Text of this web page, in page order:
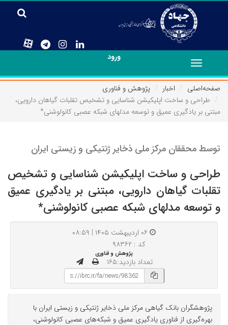
ورود
Toggle
navigation
صفحه‌اصلی
اخبار
پژوهش و فناوری
طراحی و ساخت اپلیکیشن شناسایی و تشخیص تقلبات گیاهان دارویی،
مبتنی بر یادگیری عمیق و توسعه مدلهای شبکه عصبی کانولوشنی*
توسط محققان مرکز ملی ذخایر ژنتیکی و زیستی ایران
طراحی و ساخت اپلیکیشن شناسایی و تشخیص
تقلبات گیاهان دارویی، مبتنی بر یادگیری عمیق
و توسعه مدلهای شبکه عصبی کانولوشنی*
کد : ۹۸۳۶۲
پژوهش و فناوری
تعداد بازدید:۱۶۵
پژوهشگران بانک گیاهی مرکز ملی ذخایر ژنتیکی و زیستی ایران با
بهره‌گیری از فناوری یادگیری عمیق و شبکه‌های عصبی کانولوشنی،